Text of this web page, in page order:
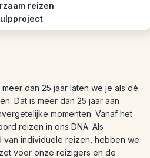
reizen
meer dan 25 jaar laten we je als dé
Dat is meer dan 25 jaar aan
momenten. Vanaf het
reizen in ons DNA. Als
individuele reizen, hebben we
voor onze reizigers en de